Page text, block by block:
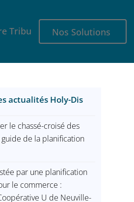
Tribu Nos Solutions
actualités Holy-Dis
le chassé-croisé des
guide de la planification
par une planification
le commerce :
U de Neuville-